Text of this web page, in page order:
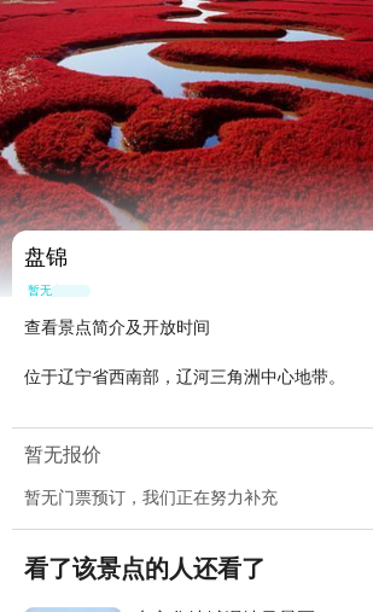
盘锦
暂无点评
查看景点简介及开放时间
位于辽宁省西南部，辽河三角洲中心地带。
暂无报价
暂无门票预订，我们正在努力补充
看了该景点的人还看了